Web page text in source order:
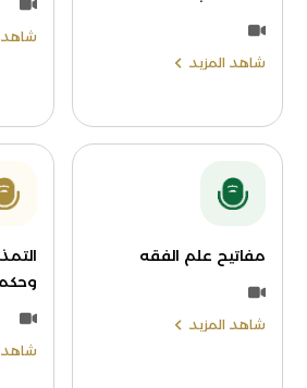
شاهد المزيد
شاهد
مفاتيح علم الفقه
شاهد المزيد
شاهد